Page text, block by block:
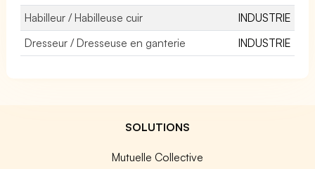
Habilleur / Habilleuse cuir
INDUSTRIE
Dresseur / Dresseuse en ganterie
INDUSTRIE
SOLUTIONS
Mutuelle Collective